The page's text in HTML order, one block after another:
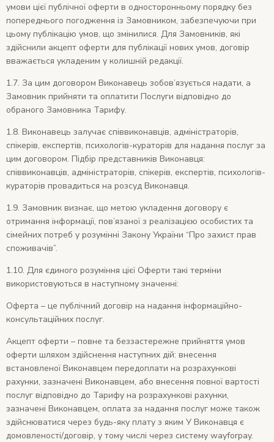
умови цієї публічної оферти в односторонньому порядку без
попереднього погодження із Замовником, забезпечуючи при
цьому публікацію умов, що змінилися. Для Замовників, які
здійснили акцепт оферти для публікації нових умов, договір
вважається укладеним у колишній редакції.
1.7. За цим договором Виконавець зобов’язується надати, а
Замовник прийняти та оплатити Послуги відповідно до
обраного Замовника Тарифу.
1.8. Виконавець залучає співвиконавців, адміністраторів,
спікерів, експертів, психологів-кураторів для надання послуг за
цим договором. Підбір представників Виконавця:
співвиконавців, адміністраторів, спікерів, експертів, психологів-
кураторів провадиться на розсуд Виконавця.
1.9. Замовник визнає, що метою укладення договору є
отримання інформації, пов’язаної з реалізацією особистих та
сімейних потреб у розумінні Закону України “Про захист прав
споживачів”.
1.10. Для єдиного розуміння цієї Оферти такі терміни
використовуються в наступному значенні:
Оферта – це публічний договір на надання інформаційно-
консультаційних послуг.
Акцепт оферти – повне та беззастережне прийняття умов
оферти шляхом здійснення наступних дій: внесення
встановленої Виконавцем передоплати на розрахункові
рахунки, зазначені Виконавцем, або внесення повної вартості
послуг відповідно до Тарифу на розрахункові рахунки,
зазначені Виконавцем, оплата за надання послуг може також
здійснюватися через будь-яку плату з яким У Виконавця є
домовленості/договір, у тому числі через систему wayforpay.